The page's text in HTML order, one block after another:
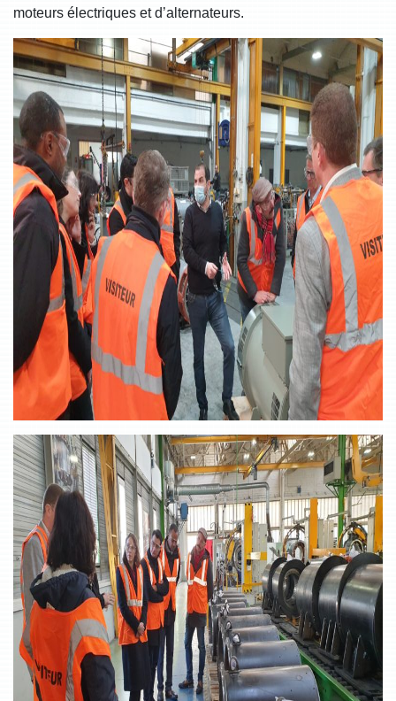
moteurs électriques et d’alternateurs.